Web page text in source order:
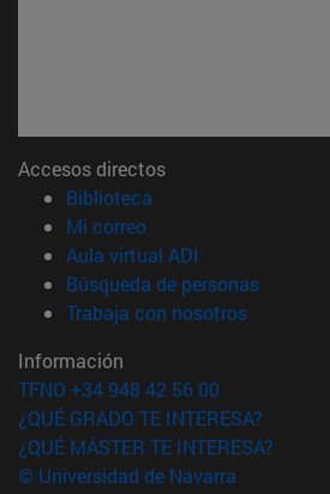
Accesos directos
Biblioteca
Mi correo(abre en nueva
Aula virtual ADI
Búsqueda de personas(abre
Trabaja con nosotros(abre en
Información
TFNO +34 948 42 56 00
¿QUÉ GRADO TE INTERESA?
¿QUÉ MÁSTER TE INTERESA?
© Universidad de Navarra